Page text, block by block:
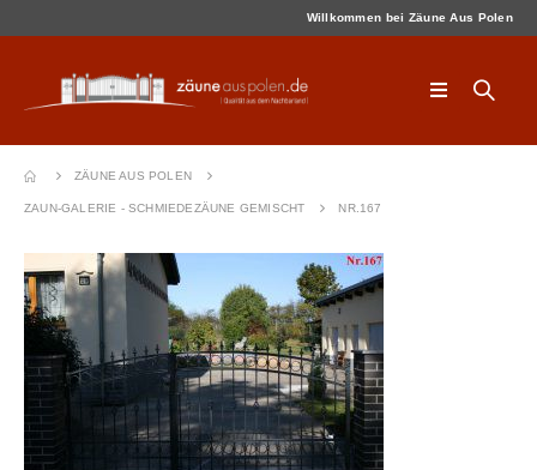
Willkommen bei Zäune Aus Polen
ZÄUNE AUS POLEN
ZAUN-GALERIE - SCHMIEDEZÄUNE GEMISCHT NR.167